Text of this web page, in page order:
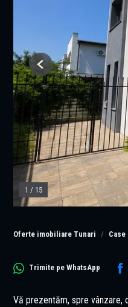
1 / 15
Previous
Oferte imobiliare Tunari
Trimite pe WhatsApp
Vă prezentăm, spre vânzare,